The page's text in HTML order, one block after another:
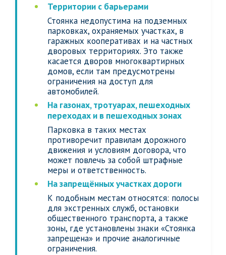
Территории с барьерами
Стоянка недопустима на подземных
парковках, охраняемых участках, в
гаражных кооперативах и на частных
дворовых территориях. Это также
касается дворов многоквартирных
домов, если там предусмотрены
ограничения на доступ для
автомобилей.
На газонах, тротуарах, пешеходных
переходах и в пешеходных зонах
Парковка в таких местах
противоречит правилам дорожного
движения и условиям договора, что
может повлечь за собой штрафные
меры и ответственность.
На запрещённых участках дороги
К подобным местам относятся: полосы
для экстренных служб, остановки
общественного транспорта, а также
зоны, где установлены знаки «Стоянка
запрещена» и прочие аналогичные
ограничения.